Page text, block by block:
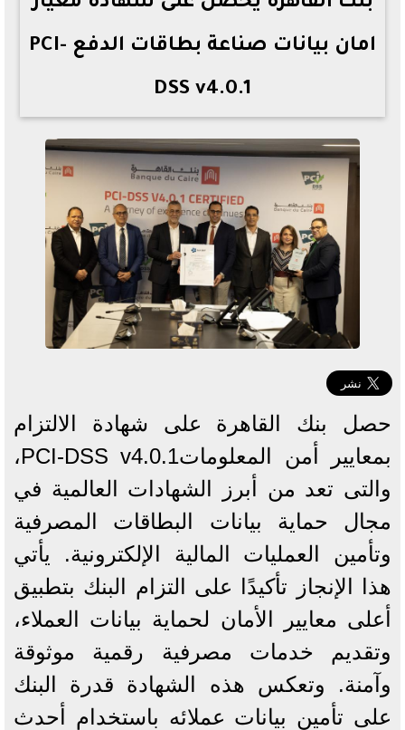
امان بيانات صناعة بطاقات الدفع PCI-
DSS v4.0.1
حصل بنك القاهرة على شهادة الالتزام
بمعايير أمن المعلوماتPCI-DSS v4.0.1،
والتى تعد من أبرز الشهادات العالمية في
مجال حماية بيانات البطاقات المصرفية
وتأمين العمليات المالية الإلكترونية. يأتي
هذا الإنجاز تأكيدًا على التزام البنك بتطبيق
أعلى معايير الأمان لحماية بيانات العملاء،
وتقديم خدمات مصرفية رقمية موثوقة
وآمنة. وتعكس هذه الشهادة قدرة البنك
على تأمين بيانات عملائه باستخدام أحدث